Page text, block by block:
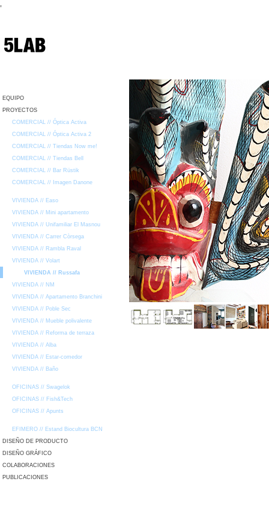
EQUIPO
PROYECTOS
COMERCIAL // Óptica Activa
COMERCIAL // Óptica Activa 2
COMERCIAL // Tiendas Now me!
COMERCIAL // Tiendas Bell
COMERCIAL // Bar Rüstik
COMERCIAL // Imagen Danone
VIVIENDA // Easo
VIVIENDA // Mini apartamento
VIVIENDA // Unifamiliar El Masnou
VIVIENDA // Carrer Còrsega
VIVIENDA // Rambla Raval
VIVIENDA // Volart
VIVIENDA // Russafa
VIVIENDA // NM
VIVIENDA // Apartamento Branchini
VIVIENDA // Poble Sec
VIVIENDA // Mueble polivalente
VIVIENDA // Reforma de terraza
VIVIENDA // Alba
VIVIENDA // Estar-comedor
VIVIENDA // Baño
OFICINAS // Swagelok
OFICINAS // Fish&Tech
OFICINAS // Apunts
EFIMERO // Estand Biocultura BCN
DISEÑO DE PRODUCTO
DISEÑO GRÁFICO
COLABORACIONES
PUBLICACIONES